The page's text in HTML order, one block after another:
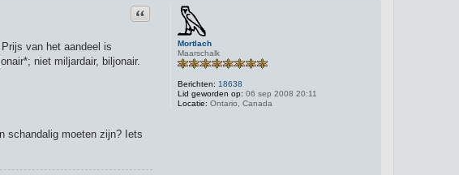
Mortlach
Maarschalk
Berichten: 18638
Lid geworden op: 06 sep 2008 20:11
Locatie: Ontario, Canada
Citeer
van het aandeel is
niet miljardair, biljonair.
schandalig moeten zijn? Iets